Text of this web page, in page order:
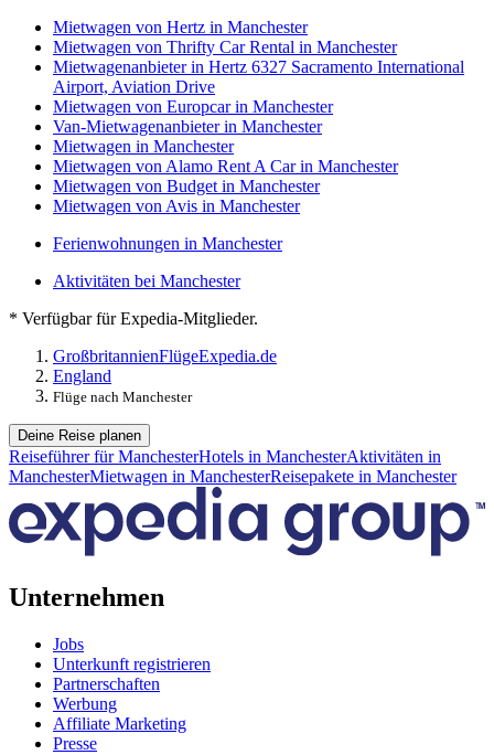
Mietwagen von Hertz in Manchester
Mietwagen von Thrifty Car Rental in Manchester
Mietwagenanbieter in Hertz 6327 Sacramento International
Airport, Aviation Drive
Mietwagen von Europcar in Manchester
Van-Mietwagenanbieter in Manchester
Mietwagen in Manchester
Mietwagen von Alamo Rent A Car in Manchester
Mietwagen von Budget in Manchester
Mietwagen von Avis in Manchester
Ferienwohnungen in Manchester
Aktivitäten bei Manchester
* Verfügbar für Expedia-Mitglieder.
GroßbritannienFlügeExpedia.de
England
Flüge nach Manchester
Deine Reise planen
Reiseführer für ManchesterHotels in ManchesterAktivitäten in
ManchesterMietwagen in ManchesterReisepakete in Manchester
Unternehmen
Jobs
Unterkunft registrieren
Partnerschaften
Werbung
Affiliate Marketing
Presse